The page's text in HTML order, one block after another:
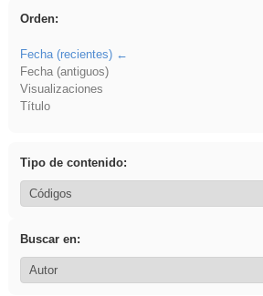
Orden:
Fecha (recientes)
Fecha (antiguos)
Visualizaciones
Título
Tipo de contenido:
Buscar en: